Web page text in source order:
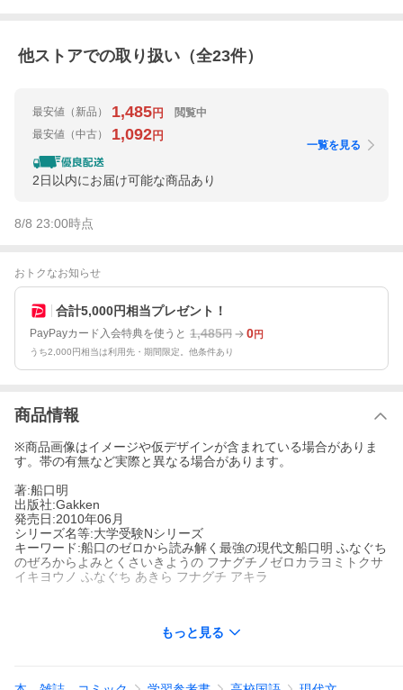
他ストアでの取り扱い（全23件）
最安値 （新品） 1,485円
閲覧中
最安値 （中古） 1,092円
2日以内にお届け可能な商品あり
一覧を見る
8/8 23:00時点
おトクなお知らせ
合計5,000円相当プレゼント！
PayPayカード入会特典を使うと 1,485円 0円
うち2,000円相当は利用先・期間限定。他条件あり
商品情報
※商品画像はイメージや仮デザインが含まれている場合がありま
す。帯の有無など実際と異なる場合があります。
著:船口明
出版社:Gakken
発売日:2010年06月
シリーズ名等:大学受験Nシリーズ
キーワード:船口のゼロから読み解く最強の現代文船口明 ふなぐち
のぜろからよみとくさいきようの フナグチノゼロカラヨミトクサ
イキヨウノ ふなぐち あきら フナグチ アキラ
もっと見る